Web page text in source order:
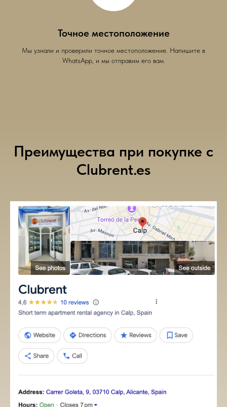
Точное местоположение
Мы узнали и проверили точное местоположение. Напишите в
WhatsApp, и мы отправим его вам.
Преимущества при покупке с
Clubrent.es